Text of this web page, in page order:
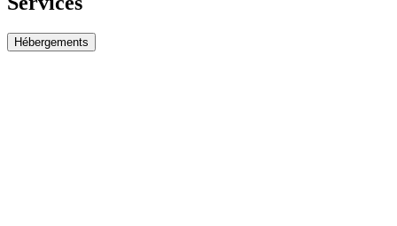
Hébergements